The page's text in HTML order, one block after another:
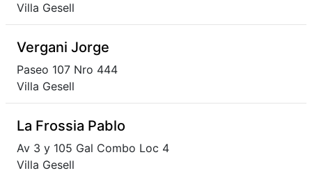
Villa Gesell
Vergani Jorge
Paseo 107 Nro 444
Villa Gesell
La Frossia Pablo
Av 3 y 105 Gal Combo Loc 4
Villa Gesell